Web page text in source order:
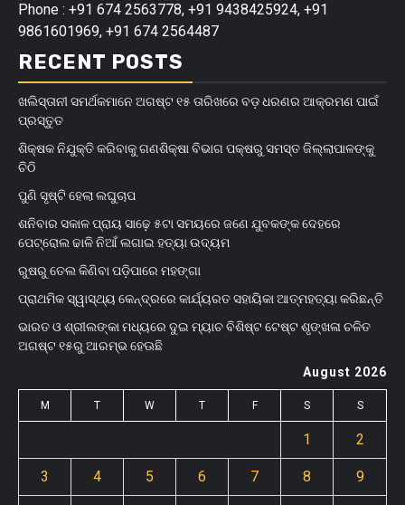
Phone : +91 674 2563778, +91 9438425924, +91
9861601969, +91 674 2564487
RECENT POSTS
ଖଲିସ୍ତାନୀ ସମର୍ଥକମାନେ ଅଗଷ୍ଟ ୧୫ ତାରିଖରେ ବଡ଼ ଧରଣର ଆକ୍ରମଣ ପାଇଁ
ପ୍ରସ୍ତୁତ
ଶିକ୍ଷକ ନିଯୁକ୍ତି କରିବାକୁ ଗଣଶିକ୍ଷା ବିଭାଗ ପକ୍ଷରୁ ସମସ୍ତ ଜିଲ୍ଲାପାଳଙ୍କୁ
ଚିଠି
ପୁଣି ସୃଷ୍ଟି ହେଲା ଲଘୁଚାପ
ଶନିବାର ସକାଳ ପ୍ରାୟ ସାଢ଼େ ୫ଟା ସମୟରେ ଜଣେ ଯୁବକଙ୍କ ଦେହରେ
ପେଟ୍ରୋଲ ଢାଳି ନିଆଁ ଲଗାଇ ହତ୍ୟା ଉଦ୍ୟମ
ରୁଷରୁ ତେଲ କିଣିବା ପଡ଼ିପାରେ ମହଙ୍ଗା
ପ୍ରାଥମିକ ସ୍ୱାସ୍ଥ୍ୟ କେନ୍ଦ୍ରରେ କାର୍ଯ୍ୟରତ ସହାୟିକା ଆତ୍ମହତ୍ୟା କରିଛନ୍ତି
ଭାରତ ଓ ଶ୍ରୀଲଙ୍କା ମଧ୍ୟରେ ଦୁଇ ମ୍ୟାଚ ବିଶିଷ୍ଟ ଟେଷ୍ଟ ଶୃଙ୍ଖଳା ଚଳିତ
ଅଗଷ୍ଟ ୧୫ରୁ ଆରମ୍ଭ ହେଊଛି
August 2026
M T W T F S S
1 2
3 4 5 6 7 8 9